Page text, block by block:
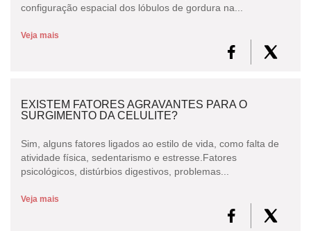
configuração espacial dos lóbulos de gordura na...
Veja mais
EXISTEM FATORES AGRAVANTES PARA O
SURGIMENTO DA CELULITE?
Sim, alguns fatores ligados ao estilo de vida, como falta de
atividade física, sedentarismo e estresse.Fatores
psicológicos, distúrbios digestivos, problemas...
Veja mais